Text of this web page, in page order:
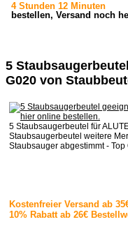
4 Stunden 12 Minuten
bestellen, Versand noch
5
G020 von
5 Staubsaugerbeutel für
Staubsaugerbeutel weitere
Staubsauger abgestimmt -
Kostenfreier Versand ab
10% Rabatt ab 26€